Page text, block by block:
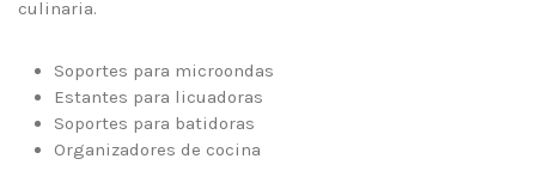
culinaria.
Soportes para microondas
Estantes para licuadoras
Soportes para batidoras
Organizadores de cocina